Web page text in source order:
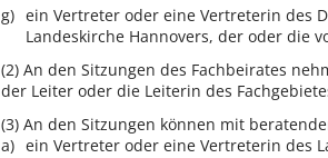
ein Vertreter oder eine Vertreterin des
Landeskirche Hannovers, der oder die
(2) An den Sitzungen des Fachbeirates
der Leiter oder die Leiterin des
(3) An den Sitzungen können mit
ein Vertreter oder eine Vertreterin des